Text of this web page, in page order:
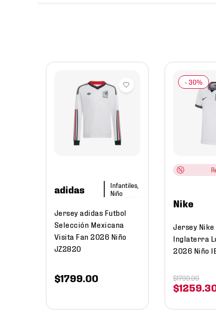
adidas
Infantiles,
Niño
Jersey adidas Futbol
Selección Mexicana
Visita Fan 2026 Niño
JZ2820
$1799.00
Nike
Jersey Nike
Inglaterra
2026 Niño
$1259.
$1799.00